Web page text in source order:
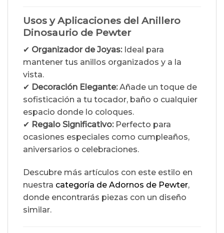
Usos y Aplicaciones del Anillero
Dinosaurio de Pewter
✔ Organizador de Joyas:Ideal para
mantener tus anillos organizados y a la
vista.
✔ Decoración Elegante:Añade un toque de
sofisticación a tu tocador, baño o cualquier
espacio donde lo coloques.
✔ Regalo Significativo:Perfecto para
ocasiones especiales como cumpleaños,
aniversarios o celebraciones.
Descubre más artículos con este estilo en
nuestra categoría de Adornos de Pewter,
donde encontrarás piezas con un diseño
similar.